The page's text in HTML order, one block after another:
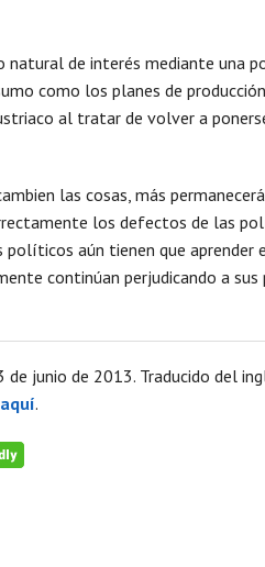
de interés mediante una
como los planes de
al tratar de volver a
las cosas, más
los defectos de las
políticos aún tienen que
continúan perjudicando a
de junio de 2013. Traducido del
aquí.